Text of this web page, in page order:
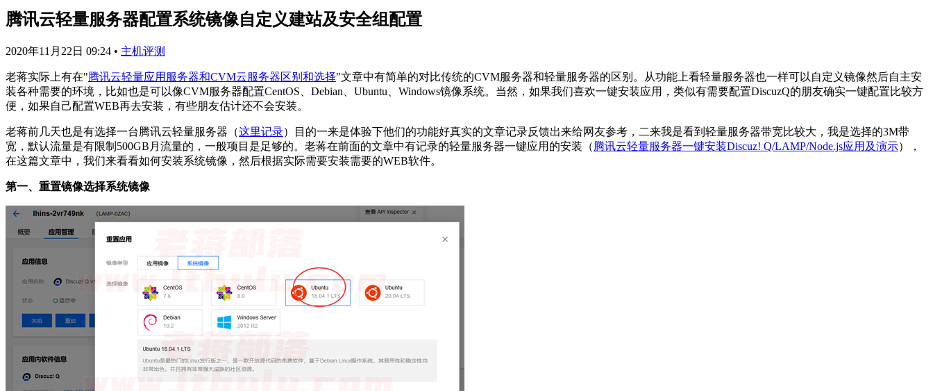
腾讯云轻量服务器配置系统镜像自定义建站及安全组配置
2020年11月22日 09:24 • 主机评测
老蒋实际上有在"腾讯云轻量应用服务器和CVM云服务器区别和选择"文章中有简单的对比传统的CVM服务器和轻量服务器的区别。从功能上看轻量服务器也一样可以自定义镜像然后自主安
装各种需要的环境，比如也是可以像CVM服务器配置CentOS、Debian、Ubuntu、Windows镜像系统。当然，如果我们喜欢一键安装应用，类似有需要配置DiscuzQ的朋友确实一键配置比较方
便，如果自己配置WEB再去安装，有些朋友估计还不会安装。
老蒋前几天也是有选择一台腾讯云轻量服务器（这里记录）目的一来是体验下他们的功能好真实的文章记录反馈出来给网友参考，二来我是看到轻量服务器带宽比较大，我是选择的3M带
宽，默认流量是有限制500GB月流量的，一般项目是足够的。老蒋在前面的文章中有记录的轻量服务器一键应用的安装（腾讯云轻量服务器一键安装Discuz! Q/LAMP/Node.js应用及演示），
在这篇文章中，我们来看看如何安装系统镜像，然后根据实际需要安装需要的WEB软件。
第一、重置镜像选择系统镜像